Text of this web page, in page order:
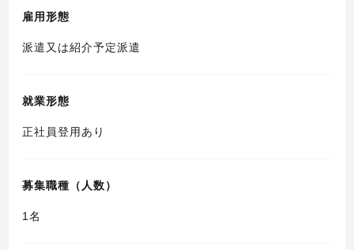
雇用形態
派遣又は紹介予定派遣
就業形態
正社員登用あり
募集職種（人数）
1名